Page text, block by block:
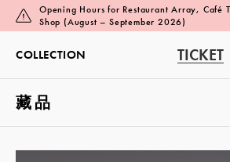
Opening Hours for Restaurant Array, Café
Shop (August – September 2026)
COLLECTION TICKET
藏品